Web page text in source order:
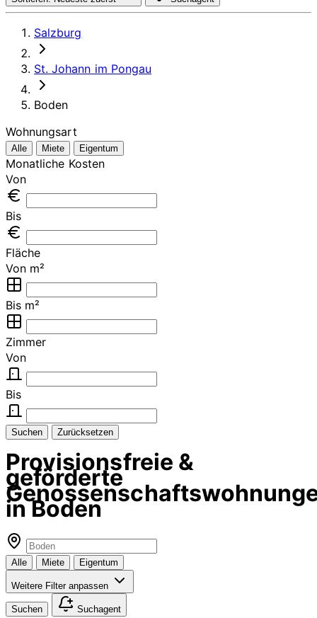
Salzburg
St. Johann im Pongau
Boden
Wohnungsart
Alle Miete Eigentum
Monatliche Kosten
Von
Bis
Fläche
Von m²
Bis m²
Zimmer
Von
Bis
Suchen Zurücksetzen
Provisionsfreie &
geförderte
in Boden
Alle Miete Eigentum
Weitere Filter anpassen
Suchen Suchagent